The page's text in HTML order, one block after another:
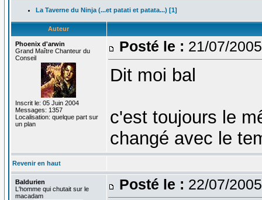
La Taverne du Ninja (...et patati et patata...) [1]
Auteur
Phoenix d'arwin
Grand Maître Chanteur du
Conseil
Inscrit le: 05 Juin 2004
Messages: 1357
Localisation: quelque part sur
un plan
Posté le : 21/07/
Dit moi bal
c'est toujours le
changé avec le
Revenir en haut
Baldurien
L'homme qui chutait sur le
macadam
Posté le : 22/07/